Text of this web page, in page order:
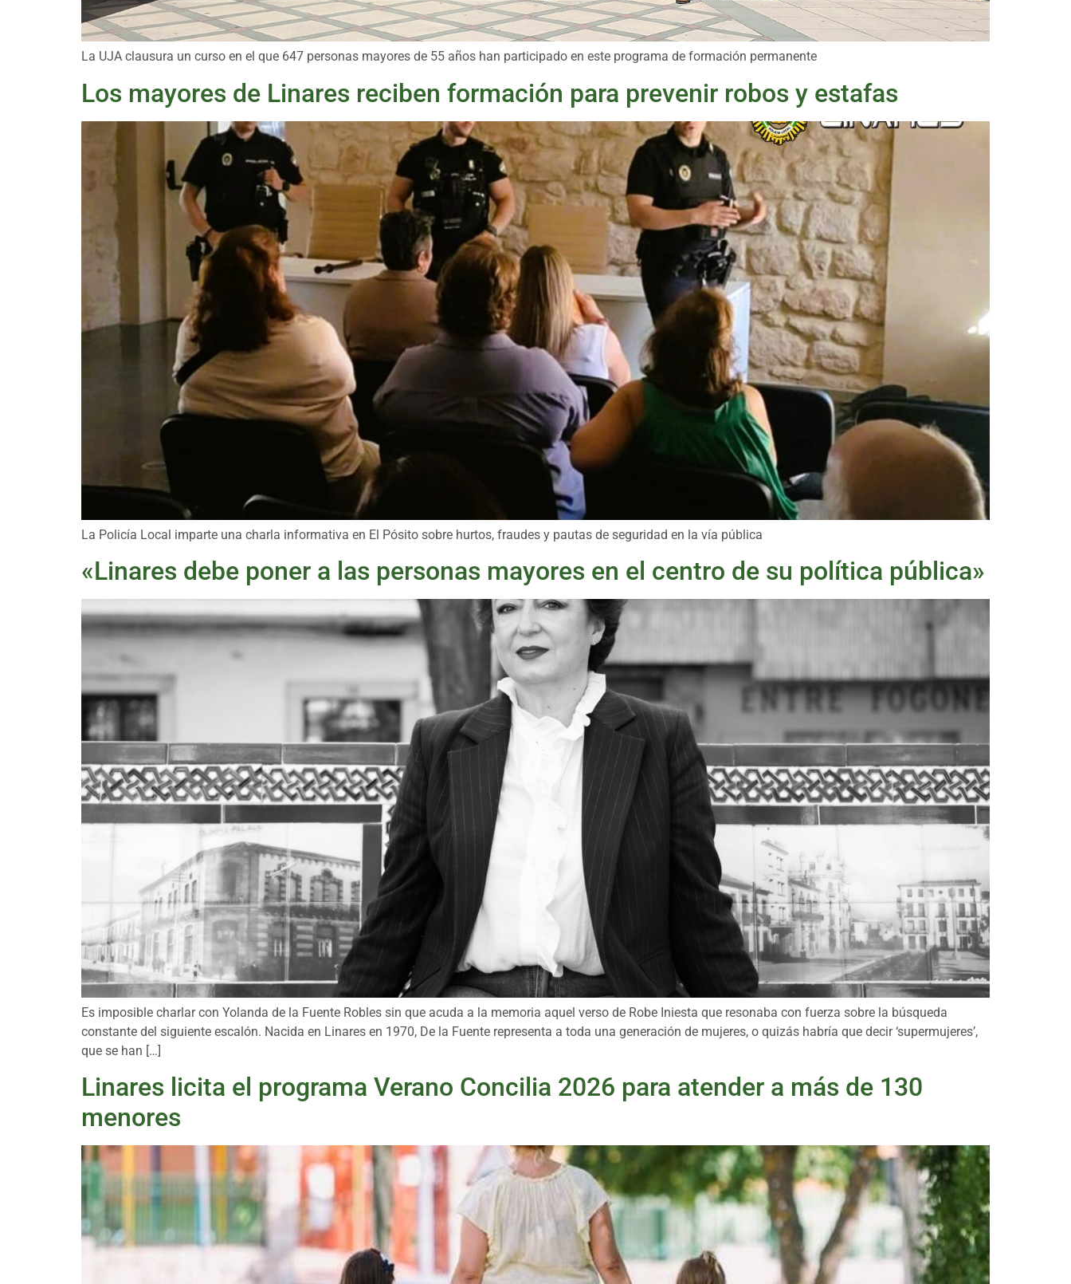
La UJA clausura un curso en el que 647 personas mayores de 55 años han participado en este programa de formación permanente
Los mayores de Linares reciben formación para prevenir robos y estafas
La Policía Local imparte una charla informativa en El Pósito sobre hurtos, fraudes y pautas de seguridad en la vía pública
«Linares debe poner a las personas mayores en el centro de su política pública»
Es imposible charlar con Yolanda de la Fuente Robles sin que acuda a la memoria aquel verso de Robe Iniesta que resonaba con fuerza sobre la búsqueda
constante del siguiente escalón. Nacida en Linares en 1970, De la Fuente representa a toda una generación de mujeres, o quizás habría que decir ‘supermujeres’,
que se han […]
Linares licita el programa Verano Concilia 2026 para atender a más de 130
menores